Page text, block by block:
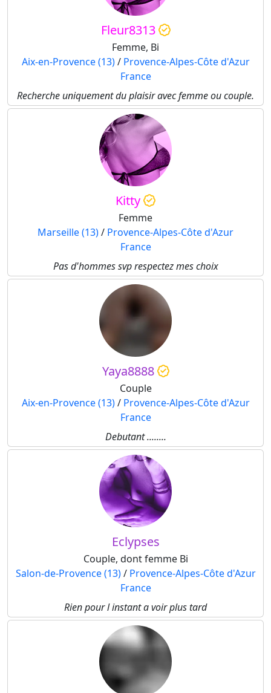
Fleur8313
Femme, Bi
Aix-en-Provence (13)/ Provence-Alpes-Côte d'Azur
France
Recherche uniquement du plaisir avec femme ou couple.
Kitty
Femme
Marseille (13)/ Provence-Alpes-Côte d'Azur
France
Pas d'hommes svp respectez mes choix
Yaya8888
Couple
Aix-en-Provence (13)/ Provence-Alpes-Côte d'Azur
France
Debutant ........
Eclypses
Couple, dont femme Bi
Salon-de-Provence (13)/ Provence-Alpes-Côte d'Azur
France
Rien pour l instant a voir plus tard